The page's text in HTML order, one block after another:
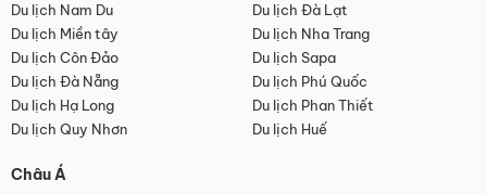
Du lịch Nam Du
Du lịch Đà Lạt
Du lịch Miền tây
Du lịch Nha Trang
Du lịch Côn Đảo
Du lịch Sapa
Du lịch Đà Nẵng
Du lịch Phú Quốc
Du lịch Hạ Long
Du lịch Phan Thiết
Du lịch Quy Nhơn
Du lịch Huế
Châu Á